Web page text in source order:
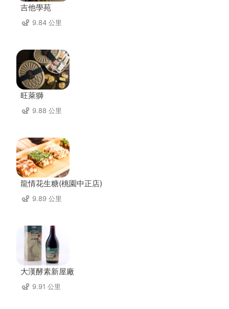
吉他學苑
9.84 公里
旺萊獅
9.88 公里
龍情花生糖(桃園中正店)
9.89 公里
大漢酵素新屋廠
9.91 公里